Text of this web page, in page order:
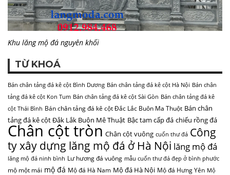
Khu lăng mộ đá nguyên khối
TỪ KHOÁ
Bán chân tảng đá kê cột Bình Dương Bán chân tảng đá kê cột Hà Nội Bán chân
tảng đá kê cột Kon Tum Bán chân tảng đá kê cột Sài Gòn Bán chân tảng đá kê
cột Thái Bình Bán chân tảng đá kê cột Đắc Lắc Buôn Ma Thuột Bán chân
tảng đá kê cột Đắk Lắk Buôn Mê Thuật Bậc tam cấp đá chiếu rồng đá
Chân cột tròn Chân cột vuông cuốn thư đá Công
ty xây dựng lăng mộ đá ở Hà Nội lăng mộ đá
lăng mộ đá ninh bình Lư hương đá vuông mẫu cuốn thư đá đẹp ở bình phước
mộ một mái mộ đá Mộ đá Hà Nam Mộ đá Hà Nội Mộ đá Hưng Yên Mộ